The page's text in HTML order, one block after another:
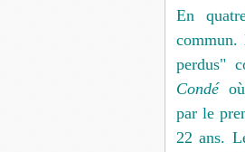
En
commun.
perdus"
Condéoù
par le
22 ans.